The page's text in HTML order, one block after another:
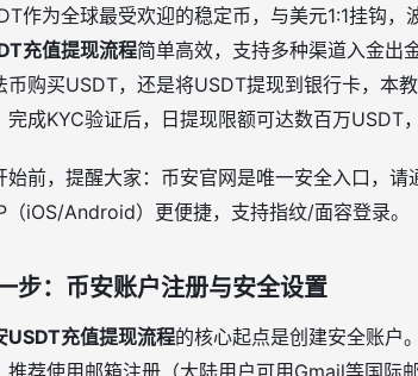
作为全球最受欢迎的稳定币，与美元1:1挂钩，
充值提现流程简单高效，支持多种渠道入金出
币购买USDT，还是将USDT提现到银行卡，本
完成KYC验证后，日提现限额可达数百万USDT
始前，提醒大家：币安官网是唯一安全入口，请
（iOS/Android）更便捷，支持指纹/面容登录。
步：币安账户注册与安全设置
USDT充值提现流程的核心起点是创建安全账户
推荐使用邮箱注册（大陆用户可用Gmail等国际